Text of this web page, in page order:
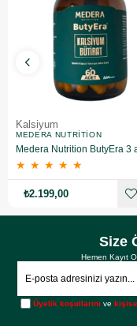
Kalsiyum
MEDERA NUTRITION
★ ★ ★ ★ ★
₺2.199,00
Size
Hemen Kayıt
Üyelik koşullarını ve